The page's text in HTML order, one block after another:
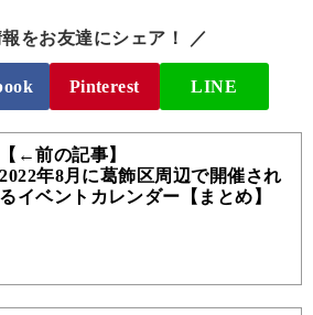
をお友達にシェア！ ／
Pinterest LINE
【←前の記事】
2022年8月に葛飾区周辺で開催され
るイベントカレンダー【まとめ】